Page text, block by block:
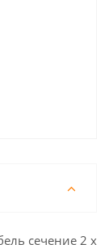
сечение 2 х